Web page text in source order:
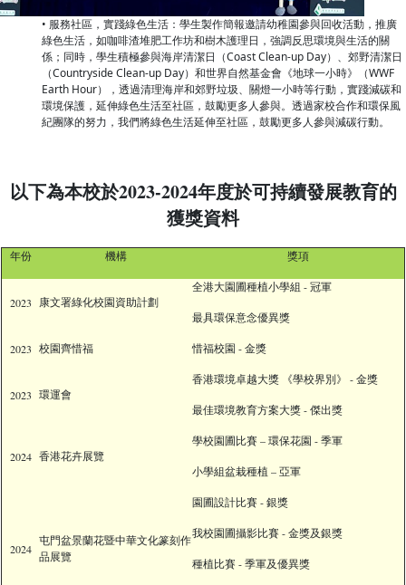
• 服務社區，實踐綠色生活：學生製作簡報邀請幼稚園參與回收活動，推廣
綠色生活，如咖啡渣堆肥工作坊和樹木護理日，強調反思環境與生活的關
係；同時，學生積極參與海岸清潔日（Coast Clean-up Day）、郊野清潔日
（Countryside Clean-up Day）和世界自然基金會《地球一小時》（WWF
Earth Hour），透過清理海岸和郊野垃圾、關燈一小時等行動，實踐減碳和
環境保護，延伸綠色生活至社區，鼓勵更多人參與。透過家校合作和環保風
紀團隊的努力，我們將綠色生活延伸至社區，鼓勵更多人參與減碳行動。
以下為本校於2023-2024年度於可持續發展教育的
獲獎資料
年份 機構 獎項
2023 康文署綠化校園資助計劃
全港大園圃種植小學組 - 冠軍
最具環保意念優異獎
2023 校園齊惜福 惜福校園 - 金獎
2023 環運會
香港環境卓越大獎 《學校界別》 - 金獎
最佳環境教育方案大獎 - 傑出獎
2024 香港花卉展覽
學校園圃比賽 – 環保花園 - 季軍
小學組盆栽種植 – 亞軍
2024
屯門盆景蘭花暨中華文化篆刻作
品展覽
園圃設計比賽 - 銀獎
我校園圃攝影比賽 - 金獎及銀獎
種植比賽 - 季軍及優異獎